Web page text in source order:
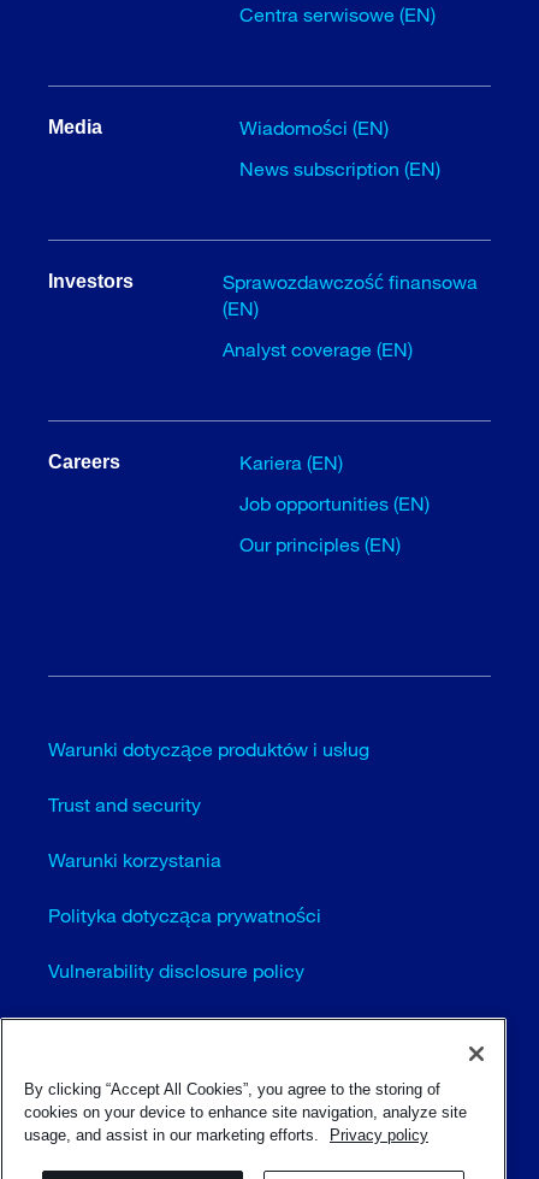
Centra serwisowe (EN)
Media
Wiadomości (EN)
News subscription (EN)
Investors
Sprawozdawczość finansowa
(EN)
Analyst coverage (EN)
Careers
Kariera (EN)
Job opportunities (EN)
Our principles (EN)
Warunki dotyczące produktów i usług
Trust and security
Warunki korzystania
Polityka dotycząca prywatności
Vulnerability disclosure policy
Cookie settings (EN)
Sitemap
© Sulzer Ltd 1996 - 2025
By clicking “Accept All Cookies”, you agree to the storing of
cookies on your device to enhance site navigation, analyze site
usage, and assist in our marketing efforts.
Privacy policy